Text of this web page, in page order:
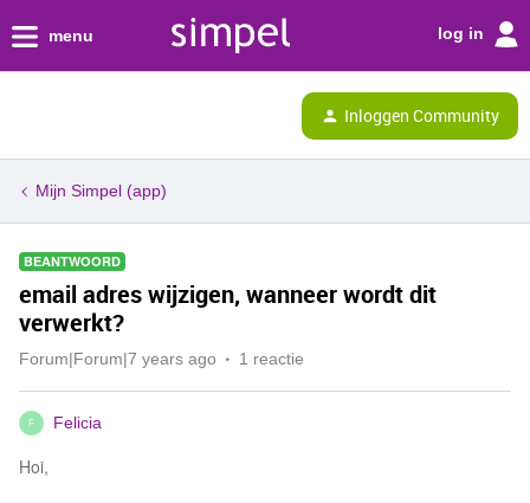
menu log in
Inloggen Community
Mijn Simpel (app)
BEANTWOORD
email adres wijzigen, wanneer wordt dit
verwerkt?
Forum|Forum|7 years ago 1 reactie
F Felicia
Hoi,